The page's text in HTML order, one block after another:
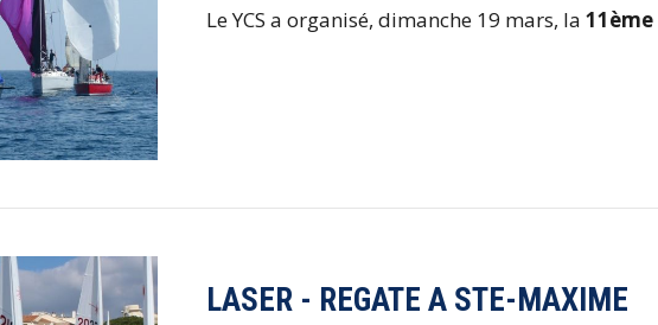
Le YCS a organisé, dimanche 19 mars, la
LASER - REGATE A STE-MAXIME